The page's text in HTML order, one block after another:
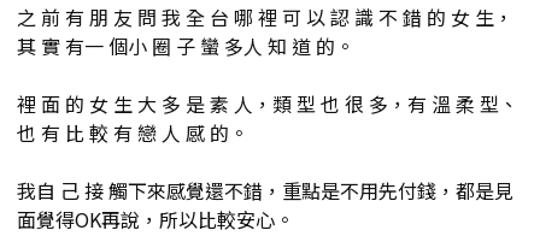
之 前 有 朋 友 問 我 全 台 哪 裡 可 以 認 識 不 錯 的 女 生，
其 實 有一 個小 圈 子 蠻 多人 知 道 的。
裡 面 的 女 生 大 多 是 素 人，類 型 也 很 多，有 溫 柔 型、
也 有 比 較 有 戀 人 感 的。
我自 己 接 觸下來感覺還不錯，重點是不用先付錢，都是見
面覺得OK再說，所以比較安心。